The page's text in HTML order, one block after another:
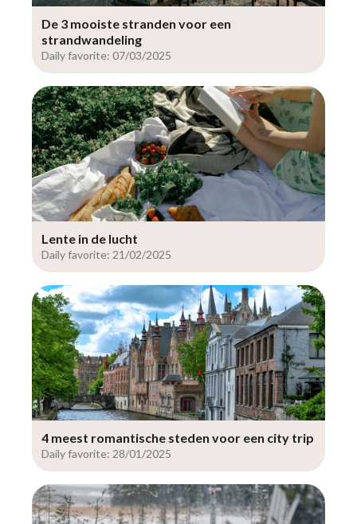
De 3 mooiste stranden voor een
strandwandeling
Daily favorite: 07/03/2025
Lente in de lucht
Daily favorite: 21/02/2025
4 meest romantische steden voor een city trip
Daily favorite: 28/01/2025